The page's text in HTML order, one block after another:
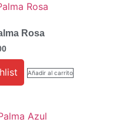
Rosa
Añadir al carrito